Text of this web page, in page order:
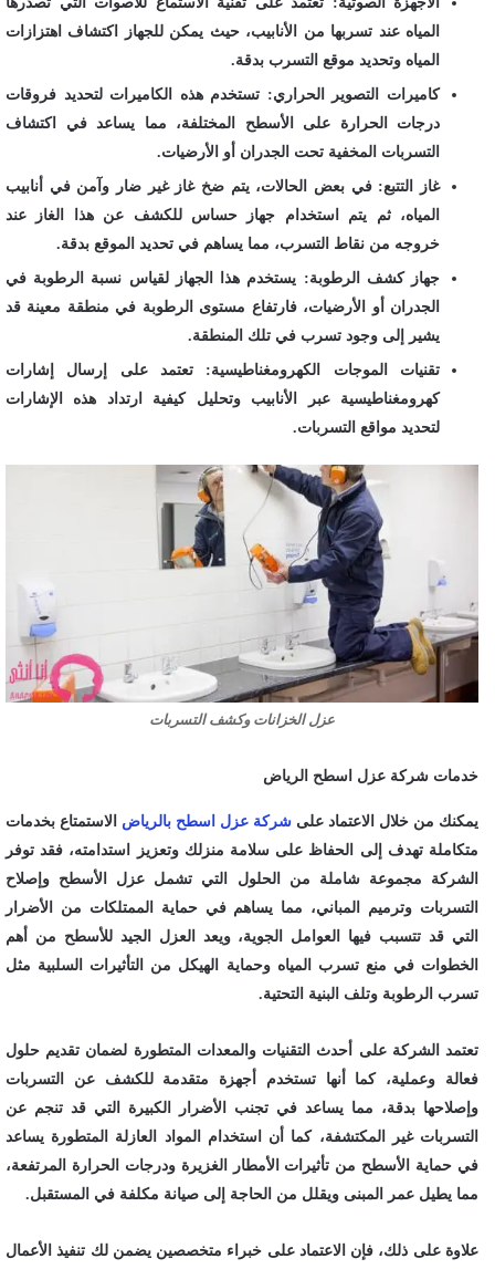
المياه عند تسربها من الأنابيب، حيث يمكن للجهاز اكتشاف اهتزازات
المياه وتحديد موقع التسرب بدقة.
كاميرات التصوير الحراري: تستخدم هذه الكاميرات لتحديد فروقات
درجات الحرارة على الأسطح المختلفة، مما يساعد في اكتشاف
التسربات المخفية تحت الجدران أو الأرضيات.
غاز التتبع: في بعض الحالات، يتم ضخ غاز غير ضار وآمن في أنابيب
المياه، ثم يتم استخدام جهاز حساس للكشف عن هذا الغاز عند
خروجه من نقاط التسرب، مما يساهم في تحديد الموقع بدقة.
جهاز كشف الرطوبة: يستخدم هذا الجهاز لقياس نسبة الرطوبة في
الجدران أو الأرضيات، فارتفاع مستوى الرطوبة في منطقة معينة قد
يشير إلى وجود تسرب في تلك المنطقة.
تقنيات الموجات الكهرومغناطيسية: تعتمد على إرسال إشارات
كهرومغناطيسية عبر الأنابيب وتحليل كيفية ارتداد هذه الإشارات
لتحديد مواقع التسربات.
عزل الخزانات وكشف التسربات
خدمات شركة عزل اسطح الرياض
يمكنك من خلال الاعتماد على شركة عزل اسطح بالرياض الاستمتاع بخدمات
متكاملة تهدف إلى الحفاظ على سلامة منزلك وتعزيز استدامته، فقد توفر
الشركة مجموعة شاملة من الحلول التي تشمل عزل الأسطح وإصلاح
التسربات وترميم المباني، مما يساهم في حماية الممتلكات من الأضرار
التي قد تتسبب فيها العوامل الجوية، ويعد العزل الجيد للأسطح من أهم
الخطوات في منع تسرب المياه وحماية الهيكل من التأثيرات السلبية مثل
تسرب الرطوبة وتلف البنية التحتية.
تعتمد الشركة على أحدث التقنيات والمعدات المتطورة لضمان تقديم حلول
فعالة وعملية، كما أنها تستخدم أجهزة متقدمة للكشف عن التسربات
وإصلاحها بدقة، مما يساعد في تجنب الأضرار الكبيرة التي قد تنجم عن
التسربات غير المكتشفة، كما أن استخدام المواد العازلة المتطورة يساعد
في حماية الأسطح من تأثيرات الأمطار الغزيرة ودرجات الحرارة المرتفعة،
مما يطيل عمر المبنى ويقلل من الحاجة إلى صيانة مكلفة في المستقبل.
علاوة على ذلك، فإن الاعتماد على خبراء متخصصين يضمن لك تنفيذ الأعمال